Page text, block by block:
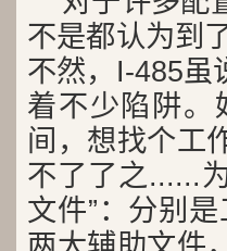
不是都认为到
不然，I-485虽
着不少陷阱。
间，想找个工
不了了之......
文件”：分别